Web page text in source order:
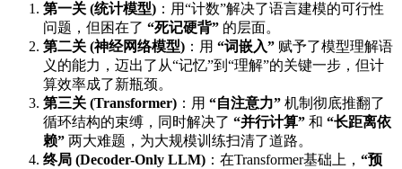
第一关 (统计模型) ：用“计数”解决了语言建模的可行性
问题，但困在了 “死记硬背” 的层面。
第二关 (神经网络模型) ：用 “词嵌入” 赋予了模型理解语
义的能力，迈出了从“记忆”到“理解”的关键一步，但计
算效率成了新瓶颈。
第三关 (Transformer) ：用 “自注意力” 机制彻底推翻了
循环结构的束缚，同时解决了 “并行计算” 和 “长距离依
赖” 两大难题，为大规模训练扫清了道路。
终局 (Decoder-Only LLM) ：在Transformer基础上， “预